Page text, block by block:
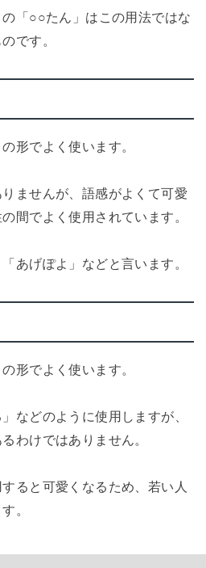
「○○たん」はこの用法ではな
です。
形でよく使います。
りませんが、語感がよくて可愛
間でよく使用されています。
あげぽよ」などと言います。
形でよく使います。
などのように使用しますが、
わけではありません。
ると可愛くなるため、若い人
。